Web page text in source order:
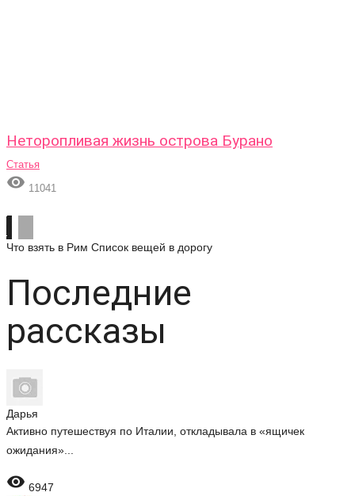
Неторопливая жизнь острова Бурано
Статья
 11041
Что взять в Рим Список вещей в дорогу
Последние
рассказы
Дарья
Активно путешествуя по Италии, откладывала в «ящичек
ожидания»...
 6947